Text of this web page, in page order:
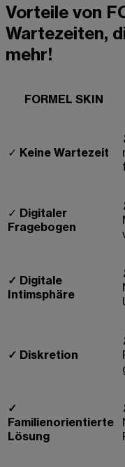
Vorteile von
Wartezeiten,
mehr!
FORMEL SKIN
✓ Keine Wartezeit
✓ Digitaler
Fragebogen
✓ Digitale
Intimsphäre
✓ Diskretion
✓
Familienorientierte
Lösung